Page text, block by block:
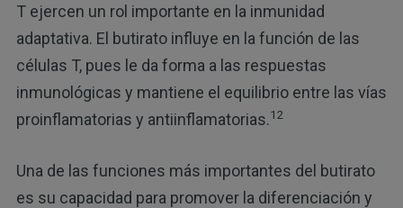
T ejercen un rol importante en la inmunidad
adaptativa. El butirato influye en la función de las
células T, pues le da forma a las respuestas
inmunológicas y mantiene el equilibrio entre las vías
proinflamatorias y antiinflamatorias.12
Una de las funciones más importantes del butirato
es su capacidad para promover la diferenciación y